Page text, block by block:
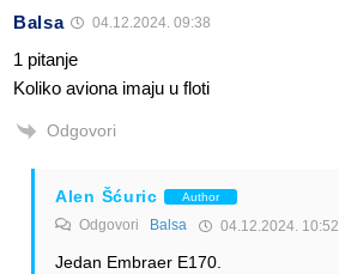
Balsa 04.12.2024. 09:38
1 pitanje
Koliko aviona imaju u floti
Odgovori
Alen Šćuric Author
Odgovori Balsa 04.12.2024. 10:52
Jedan Embraer E170.